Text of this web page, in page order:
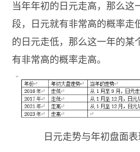
当年年初的日元走高，那么这
段，日元就有非常高的概率走
的日元走低，那么这一年的某
有非常高的概率走高。
日元走势与年初盘面